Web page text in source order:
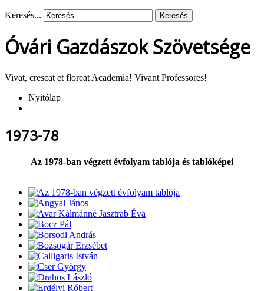
Keresés... Keresés
Óvári Gazdászok Szövetsége
Vivat, crescat et floreat Academia! Vivant Professores!
Nyitólap
1973-78
Az 1978-ban végzett évfolyam tablója és tablóképei